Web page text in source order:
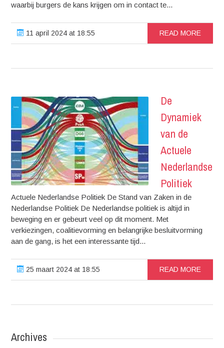
waarbij burgers de kans krijgen om in contact te...
11 april 2024 at 18:55 READ MORE
De
Dynamiek
van de
Actuele
Nederlandse
Politiek
Actuele Nederlandse Politiek De Stand van Zaken in de
Nederlandse Politiek De Nederlandse politiek is altijd in
beweging en er gebeurt veel op dit moment. Met
verkiezingen, coalitievorming en belangrijke besluitvorming
aan de gang, is het een interessante tijd...
25 maart 2024 at 18:55 READ MORE
Archives